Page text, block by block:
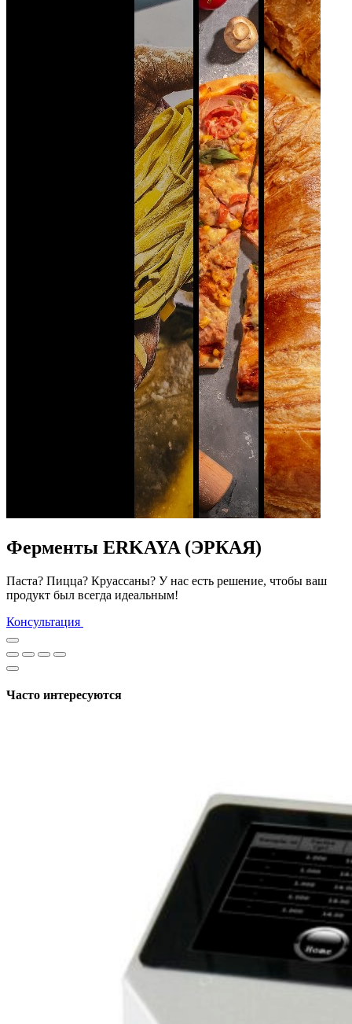
Ферменты ERKAYA (ЭРКАЯ)
Паста? Пицца? Круассаны? У нас есть решение, чтобы ваш
продукт был всегда идеальным!
Консультация
Часто интересуются